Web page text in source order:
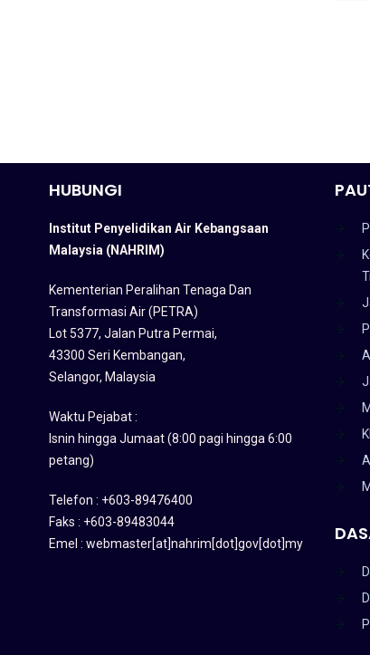
HUBUNGI
Institut Penyelidikan Air Kebangsaan
Malaysia (NAHRIM)
Kementerian Peralihan Tenaga Dan
Transformasi Air (PETRA)
Lot 5377, Jalan Putra Permai,
43300 Seri Kembangan,
Selangor, Malaysia
Waktu Pejabat :
Isnin hingga Jumaat (8:00 pagi hingga 6:00
petang)
Telefon : +603-89476400
Faks : +603-89483044
Emel : webmaster[at]nahrim[dot]gov[dot]my